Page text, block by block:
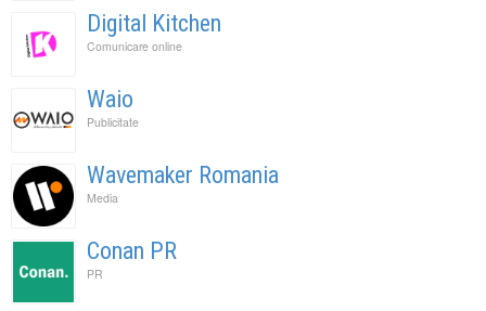
Digital Kitchen
Comunicare online
Waio
Publicitate
Wavemaker Romania
Media
Conan PR
PR